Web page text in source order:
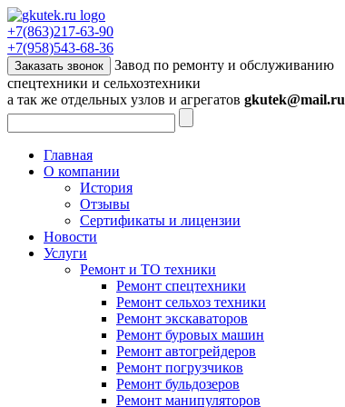
+7(863)217-63-90
+7(958)543-68-36
Заказать звонок
Завод по ремонту и обслуживанию
спецтехники и сельхозтехники
а так же отдельных узлов и агрегатов gkutek@mail.ru
Главная
О компании
История
Отзывы
Сертификаты и лицензии
Новости
Услуги
Ремонт и ТО техники
Ремонт спецтехники
Ремонт сельхоз техники
Ремонт экскаваторов
Ремонт буровых машин
Ремонт автогрейдеров
Ремонт погрузчиков
Ремонт бульдозеров
Ремонт манипуляторов